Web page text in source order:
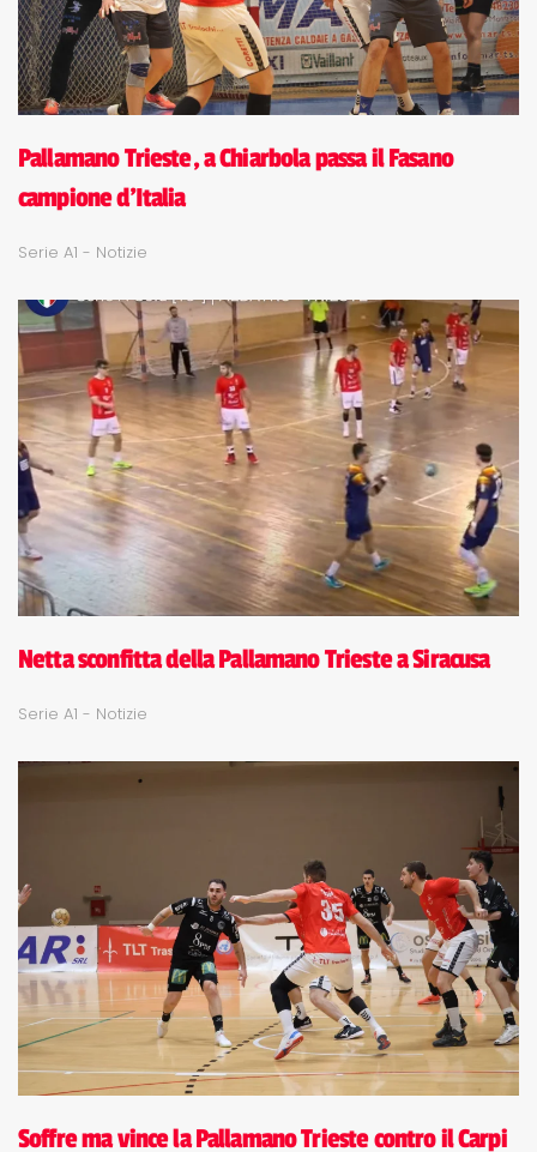
Pallamano Trieste, a Chiarbola passa il Fasano
campione d'Italia
Serie A1 - Notizie
Netta sconfitta della Pallamano Trieste a Siracusa
Serie A1 - Notizie
Soffre ma vince la Pallamano Trieste contro il Carpi